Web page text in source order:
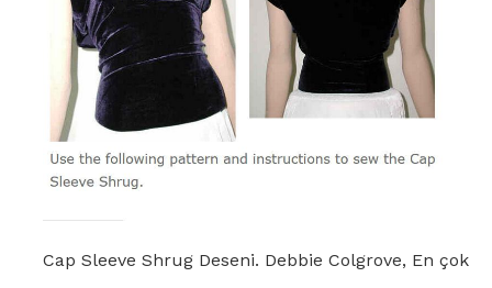
Cap Sleeve Shrug Deseni. Debbie Colgrove, En çok